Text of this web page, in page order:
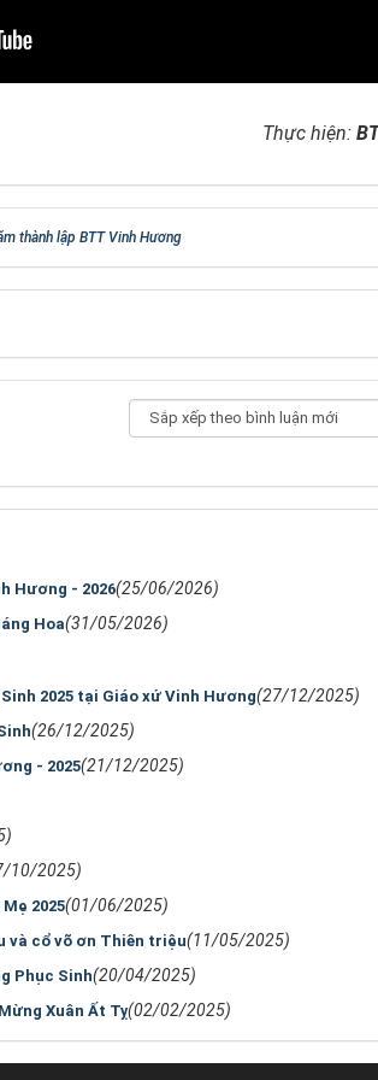
Thực hiện:
thành lập BTT Vinh Hương
Hương - 2026(25/06/2026)
Hoa(31/05/2026)
2025 tại Giáo xứ Vinh Hương(27/12/2025)
(26/12/2025)
- 2025(21/12/2025)
10/2025)
2025(01/06/2025)
và cổ võ ơn Thiên triệu(11/05/2025)
Phục Sinh(20/04/2025)
Xuân Ất Tỵ(02/02/2025)